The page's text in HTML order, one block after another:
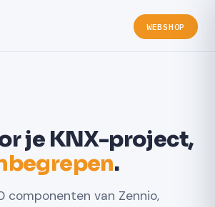
WEBSHOP
je KNX-project,
.
componenten van Zennio,